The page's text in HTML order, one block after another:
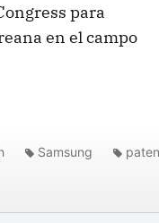
para
en el campo
Samsung